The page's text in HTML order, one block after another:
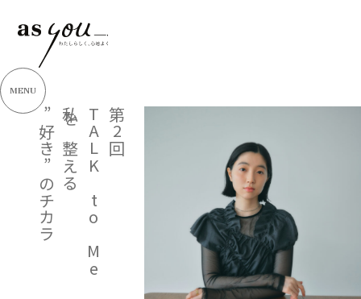
MENU
第2回
TALK to Me
私を整える
”好き”のチカラ